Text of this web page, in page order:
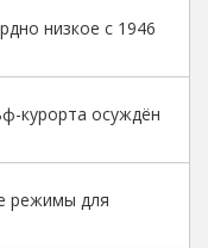
низкое с 1946
курорта осуждён
режимы для